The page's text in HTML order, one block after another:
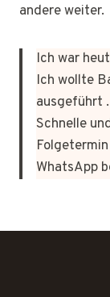
andere weiter.
Ich war
Ich wollte
ausgeführt
Schnelle
WhatsApp